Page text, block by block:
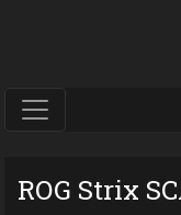
ROG Strix